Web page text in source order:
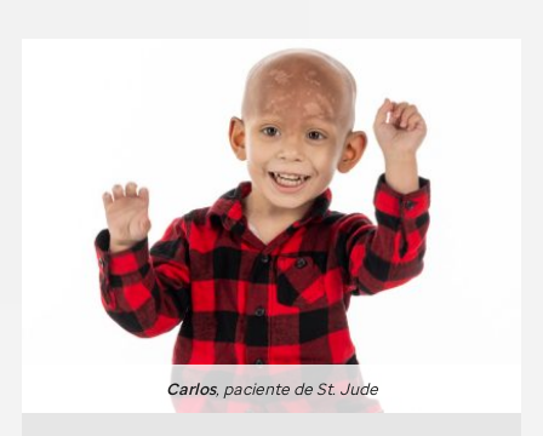
Carlos, paciente deSt. Jude